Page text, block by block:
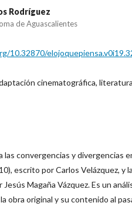
Rodríguez
de Aguascalientes
10.32870/
cinematográfica,
las convergencias y divergencias
escrito por Carlos Velázquez, y
Jesús Magaña Vázquez. Es un
obra original y su contenido al